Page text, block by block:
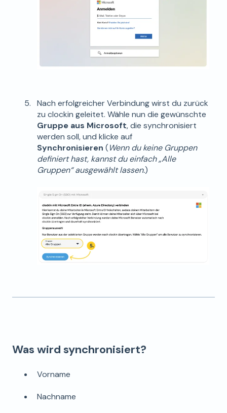
Nach erfolgreicher Verbindung wirst du zurück
zu clockin geleitet. Wähle nun die gewünschte
Gruppe aus Microsoft, die synchronisiert
werden soll, und klicke auf
Synchronisieren (Wenn du keine Gruppen
definiert hast, kannst du einfach „Alle
Gruppen“ ausgewählt lassen.)
Was wird synchronisiert?
Vorname
Nachname